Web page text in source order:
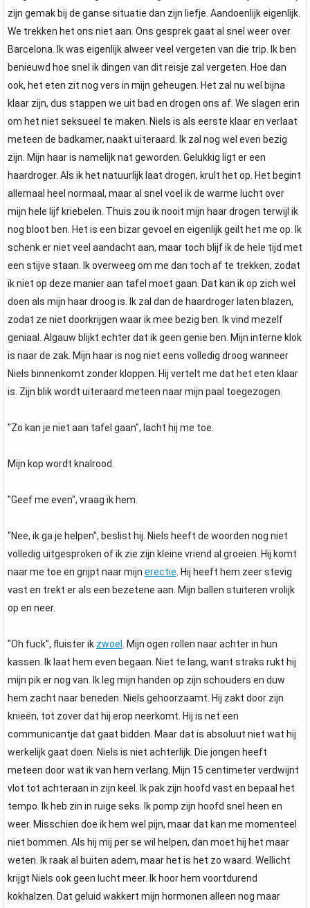
zijn gemak bij de ganse situatie dan zijn liefje. Aandoenlijk eigenlijk.
We trekken het ons niet aan. Ons gesprek gaat al snel weer over
Barcelona. Ik was eigenlijk alweer veel vergeten van die trip. Ik ben
benieuwd hoe snel ik dingen van dit reisje zal vergeten. Hoe dan
ook, het eten zit nog vers in mijn geheugen. Het zal nu wel bijna
klaar zijn, dus stappen we uit bad en drogen ons af. We slagen erin
om het niet seksueel te maken. Niels is als eerste klaar en verlaat
meteen de badkamer, naakt uiteraard. Ik zal nog wel even bezig
zijn. Mijn haar is namelijk nat geworden. Gelukkig ligt er een
haardroger. Als ik het natuurlijk laat drogen, krult het op. Het begint
allemaal heel normaal, maar al snel voel ik de warme lucht over
mijn hele lijf kriebelen. Thuis zou ik nooit mijn haar drogen terwijl ik
nog bloot ben. Het is een bizar gevoel en eigenlijk geilt het me op. Ik
schenk er niet veel aandacht aan, maar toch blijf ik de hele tijd met
een stijve staan. Ik overweeg om me dan toch af te trekken, zodat
ik niet op deze manier aan tafel moet gaan. Dat kan ik op zich wel
doen als mijn haar droog is. Ik zal dan de haardroger laten blazen,
zodat ze niet doorkrijgen waar ik mee bezig ben. Ik vind mezelf
geniaal. Algauw blijkt echter dat ik geen genie ben. Mijn interne klok
is naar de zak. Mijn haar is nog niet eens volledig droog wanneer
Niels binnenkomt zonder kloppen. Hij vertelt me dat het eten klaar
is. Zijn blik wordt uiteraard meteen naar mijn paal toegezogen.
"Zo kan je niet aan tafel gaan", lacht hij me toe.
Mijn kop wordt knalrood.
"Geef me even", vraag ik hem.
"Nee, ik ga je helpen", beslist hij. Niels heeft de woorden nog niet
volledig uitgesproken of ik zie zijn kleine vriend al groeien. Hij komt
naar me toe en grijpt naar mijn erectie . Hij heeft hem zeer stevig
vast en trekt er als een bezetene aan. Mijn ballen stuiteren vrolijk
op en neer.
"Oh fuck", fluister ik zwoel
. Mijn ogen rollen naar achter in hun
kassen. Ik laat hem even begaan. Niet te lang, want straks rukt hij
mijn pik er nog van. Ik leg mijn handen op zijn schouders en duw
hem zacht naar beneden. Niels gehoorzaamt. Hij zakt door zijn
knieën, tot zover dat hij erop neerkomt. Hij is net een
communicantje dat gaat bidden. Maar dat is absoluut niet wat hij
werkelijk gaat doen. Niels is niet achterlijk. Die jongen heeft
meteen door wat ik van hem verlang. Mijn 15 centimeter verdwijnt
vlot tot achteraan in zijn keel. Ik pak zijn hoofd vast en bepaal het
tempo. Ik heb zin in ruige seks. Ik pomp zijn hoofd snel heen en
weer. Misschien doe ik hem wel pijn, maar dat kan me momenteel
niet bommen. Als hij mij per se wil helpen, dan moet hij het maar
weten. Ik raak al buiten adem, maar het is het zo waard. Wellicht
krijgt Niels ook geen lucht meer. Ik hoor hem voortdurend
kokhalzen. Dat geluid wakkert mijn hormonen alleen nog maar